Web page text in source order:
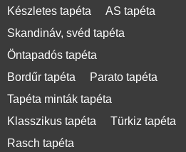
Készletes tapéta
AS tapéta
Skandináv, svéd tapéta
Öntapadós tapéta
Bordűr tapéta
Parato tapéta
Tapéta minták tapéta
Klasszikus tapéta
Türkiz tapéta
Rasch tapéta